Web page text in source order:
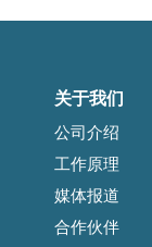
关于我们
公司介绍
工作原理
媒体报道
合作伙伴